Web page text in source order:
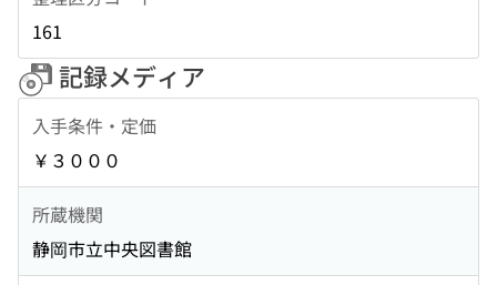
161
記録メディア
入手条件・定価
￥３０００
所蔵機関
静岡市立中央図書館